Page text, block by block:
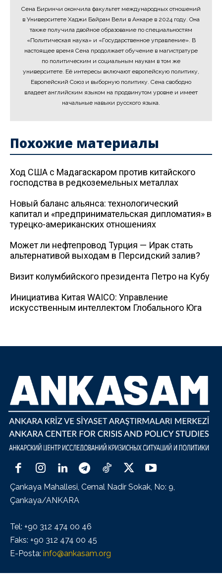
Сена Биринчи окончила факультет международных отношений
в Университете Хаджи Байрам Вели в Анкаре в 2024 году. Она
также получила двойное образование по специальностям
«Политическая наука» и «Государственное управление». В
настоящее время Сена продолжает обучение в магистратуре
по политическим и социальным наукам в том же
университете. Её интересы включают европейскую политику,
Европейский Союз и выборную политику. Сена свободно
владеет английским языком на продвинутом уровне и имеет
начальные навыки русского языка.
Похожие материалы
Ход США с Мадагаскаром против китайского
господства в редкоземельных металлах
Новый баланс альянса: технологический
капитал и «предпринимательская дипломатия» в
турецко-американских отношениях
Может ли нефтепровод Турция — Ирак стать
альтернативой выходам в Персидский залив?
Визит колумбийского президента Петро на Кубу
Инициатива Китая WAICO: Управление
искусственным интеллектом Глобального Юга
Çankaya Mahallesi, Cemal Nadir Sokak, No: 9,
Çankaya/ANKARA
Tel: +90 312 474 00 46
Faks: +90 312 474 00 45
E-Posta: info@ankasam.org